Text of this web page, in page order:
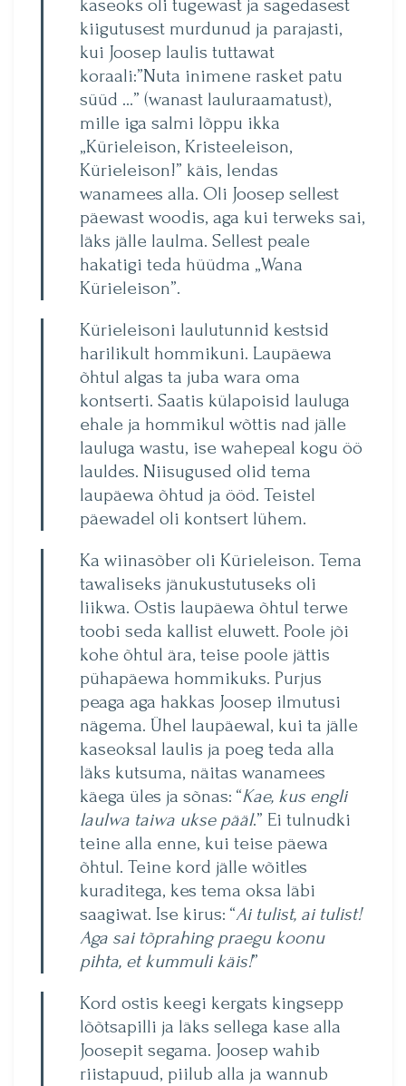
kaseoks oli tugewast ja sagedasest
kiigutusest murdunud ja parajasti,
kui Joosep laulis tuttawat
koraali:”Nuta inimene rasket patu
süüd …” (wanast lauluraamatust),
mille iga salmi lõppu ikka
„Kürieleison, Kristeeleison,
Kürieleison!” käis, lendas
wanamees alla. Oli Joosep sellest
päewast woodis, aga kui terweks sai,
läks jälle laulma. Sellest peale
hakatigi teda hüüdma „Wana
Kürieleison”.
Kürieleisoni laulutunnid kestsid
harilikult hommikuni. Laupäewa
õhtul algas ta juba wara oma
kontserti. Saatis külapoisid lauluga
ehale ja hommikul wõttis nad jälle
lauluga wastu, ise wahepeal kogu öö
lauldes. Niisugused olid tema
laupäewa õhtud ja ööd. Teistel
päewadel oli kontsert lühem.
Ka wiinasõber oli Kürieleison. Tema
tawaliseks jänukustutuseks oli
liikwa. Ostis laupäewa õhtul terwe
toobi seda kallist eluwett. Poole jõi
kohe õhtul ära, teise poole jättis
pühapäewa hommikuks. Purjus
peaga aga hakkas Joosep ilmutusi
nägema. Ühel laupäewal, kui ta jälle
kaseoksal laulis ja poeg teda alla
läks kutsuma, näitas wanamees
käega üles ja sõnas: “Kae, kus engli
laulwa taiwa ukse pääl.” Ei tulnudki
teine alla enne, kui teise päewa
õhtul. Teine kord jälle wõitles
kuraditega, kes tema oksa läbi
saagiwat. Ise kirus: “Ai tulist, ai tulist!
Aga sai tõprahing praegu koonu
pihta, et kummuli käis!”
Kord ostis keegi kergats kingsepp
lõõtsapilli ja läks sellega kase alla
Joosepit segama. Joosep wahib
riistapuud, piilub alla ja wannub